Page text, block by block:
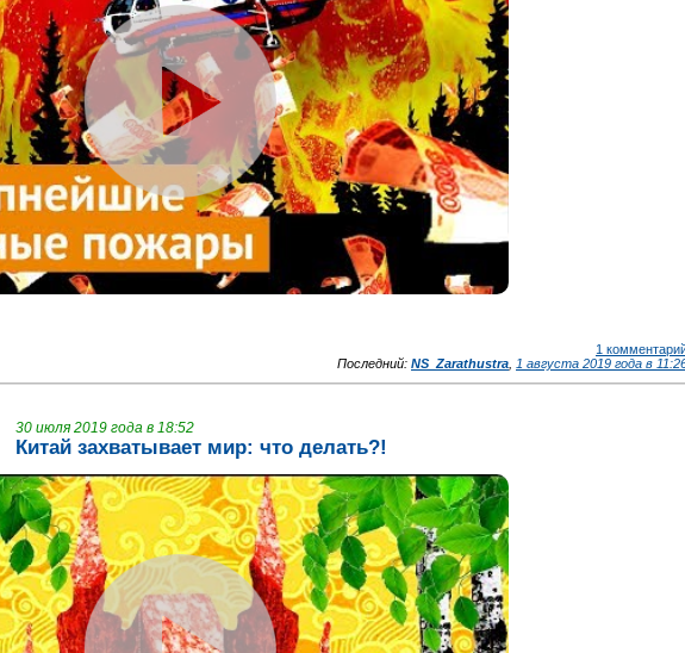
1
Последний: NS_Zarathustra 1 августа 2019 года в
30 июля 2019 года в 18:52
Китай захватывает мир: что делать?!